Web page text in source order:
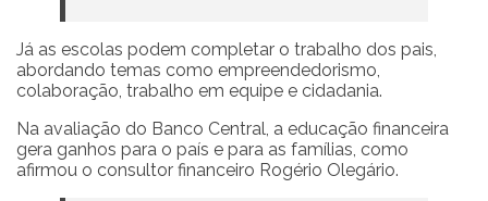
Já as escolas podem completar o trabalho dos pais,
abordando temas como empreendedorismo,
colaboração, trabalho em equipe e cidadania.
Na avaliação do Banco Central, a educação financeira
gera ganhos para o país e para as famílias, como
afirmou o consultor financeiro Rogério Olegário.